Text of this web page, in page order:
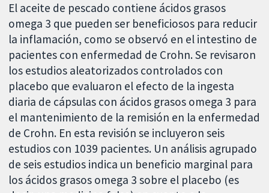
El aceite de pescado contiene ácidos grasos
omega 3 que pueden ser beneficiosos para reducir
la inflamación, como se observó en el intestino de
pacientes con enfermedad de Crohn. Se revisaron
los estudios aleatorizados controlados con
placebo que evaluaron el efecto de la ingesta
diaria de cápsulas con ácidos grasos omega 3 para
el mantenimiento de la remisión en la enfermedad
de Crohn. En esta revisión se incluyeron seis
estudios con 1039 pacientes. Un análisis agrupado
de seis estudios indica un beneficio marginal para
los ácidos grasos omega 3 sobre el placebo (es